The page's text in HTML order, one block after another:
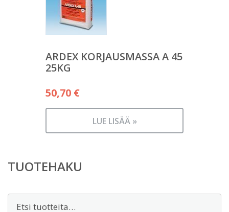
ARDEX KORJAUSMASSA A 45
25KG
50,70 €
LUE LISÄÄ »
TUOTEHAKU